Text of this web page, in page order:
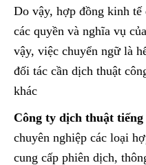
Do vậy, hợp đồng kinh tế
các quyền và nghĩa vụ
vậy, việc chuyển ngữ là
đối tác cần dịch thuật
khác
Công ty dịch thuật tiếng
chuyên nghiệp các loại
cung cấp phiên dịch,